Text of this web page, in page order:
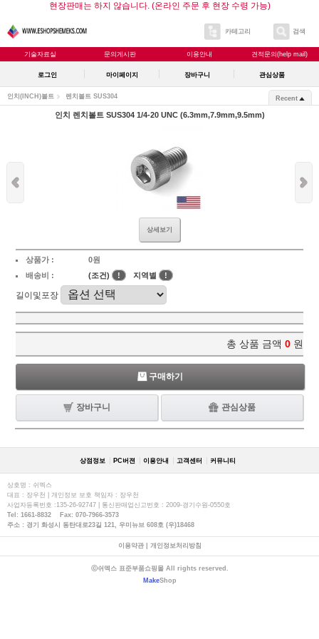
현장판매는 하지 않습니다. (온라인 주문 후 현장 수령 가능)
카테고리 검색
기술자료실 문의게시판 이용안내 견적문의(help mail)
로그인 마이페이지 장바구니 관심상품
인치(INCH)볼트 렌치볼트 SUS304 Recent
인치 렌치볼트 SUS304 1/4-20 UNC (6.3mm,7.9mm,9.5mm)
상세보기
상품가 :
0원
배송비 :
(조건) ! 지역별 !
길이및포장
총 상품 금액 0 원
구매하기
장바구니 관심상품
상점정보 PC버젼 이용안내 고객센터 커뮤니티
상호명 : 쉬멕스
대표 : 장우천 | 개인정보 보호 책임자 : 장우천
사업자등록번호 :135-26-92747 | 통신판매업신고번호 : 2009-경기수원-0550호
Tel: 1661-8832 Fax: 070-7966-3573
주소 : 경기 화성시 동탄대로23길 121, 우미뉴브 608호 (우)18468
이용약관| 개인정보처리방침
ⓒ쉬멕스 표준부품쇼핑몰 All rights reserved.
MakeShop